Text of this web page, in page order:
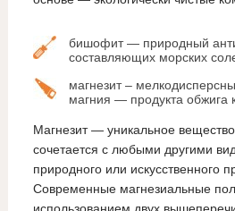
бишофит — природный
составляющих морских
магнезит –
магния — продукта обжига
Магнезит — уникальное
сочетается с любыми другими
природного или искусственного
Современные магнезиальные